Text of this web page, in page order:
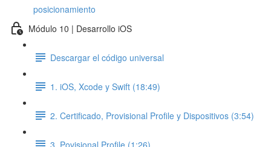
posicionamiento
Módulo 10 | Desarrollo iOS
Descargar el código universal
1. iOS, Xcode y Swift (18:49)
2. Certificado, Provisional Profile y Dispositivos (3:54)
3. Povisional Profile (1:26)